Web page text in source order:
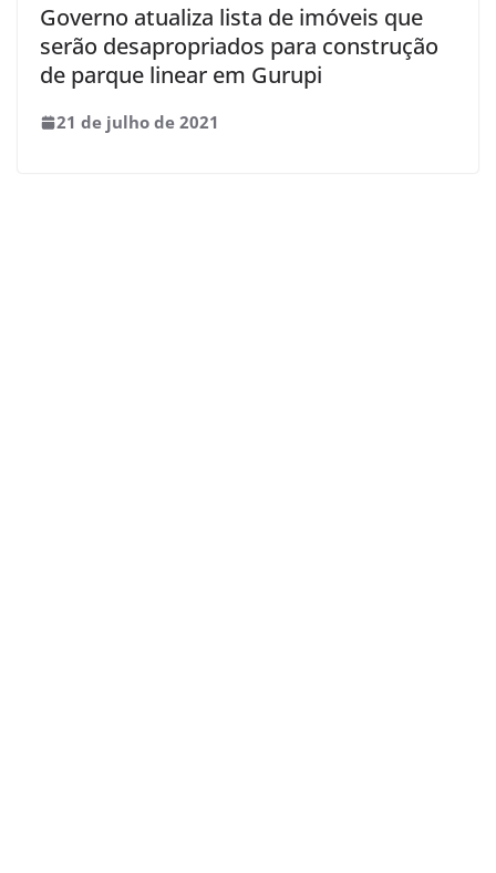
Governo atualiza lista de imóveis que
serão desapropriados para construção
de parque linear em Gurupi
21 de julho de 2021